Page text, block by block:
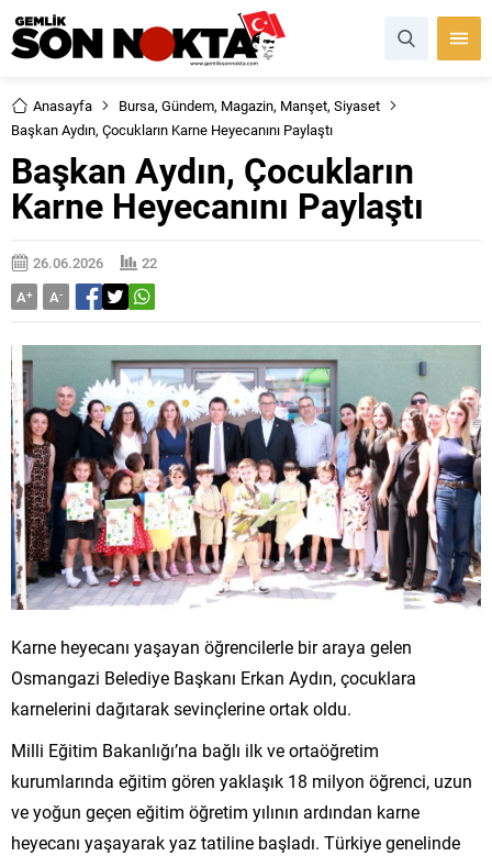
Anasayfa Bursa, Gündem, Magazin, Manşet, Siyaset
Başkan Aydın, Çocukların Karne Heyecanını Paylaştı
Başkan Aydın, Çocukların
Karne Heyecanını Paylaştı
26.06.2026
22
A+ A-
Karne heyecanı yaşayan öğrencilerle bir araya gelen
Osmangazi Belediye Başkanı Erkan Aydın, çocuklara
karnelerini dağıtarak sevinçlerine ortak oldu.
Milli Eğitim Bakanlığı’na bağlı ilk ve ortaöğretim
kurumlarında eğitim gören yaklaşık 18 milyon öğrenci, uzun
ve yoğun geçen eğitim öğretim yılının ardından karne
heyecanı yaşayarak yaz tatiline başladı. Türkiye genelinde